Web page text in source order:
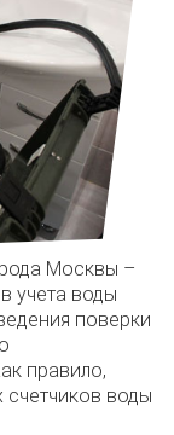
Москвы –
учета воды
поверки
правило,
воды